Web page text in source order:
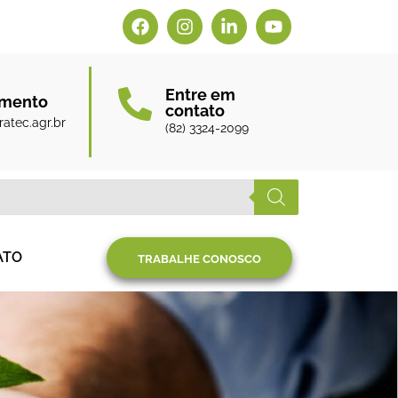
Entre em
contato
(82) 3324-2099
TRABALHE CONOSCO